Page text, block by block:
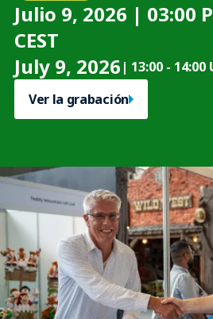
Julio 9, 2026 | 03:00
CEST
July 9, 2026 | 13:00 - 14:00
Ver la grabación